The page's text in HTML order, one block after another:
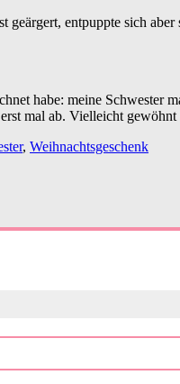
entpuppte sich
habe: meine
mal ab. Vielleicht
, Weihnachtsgeschenk